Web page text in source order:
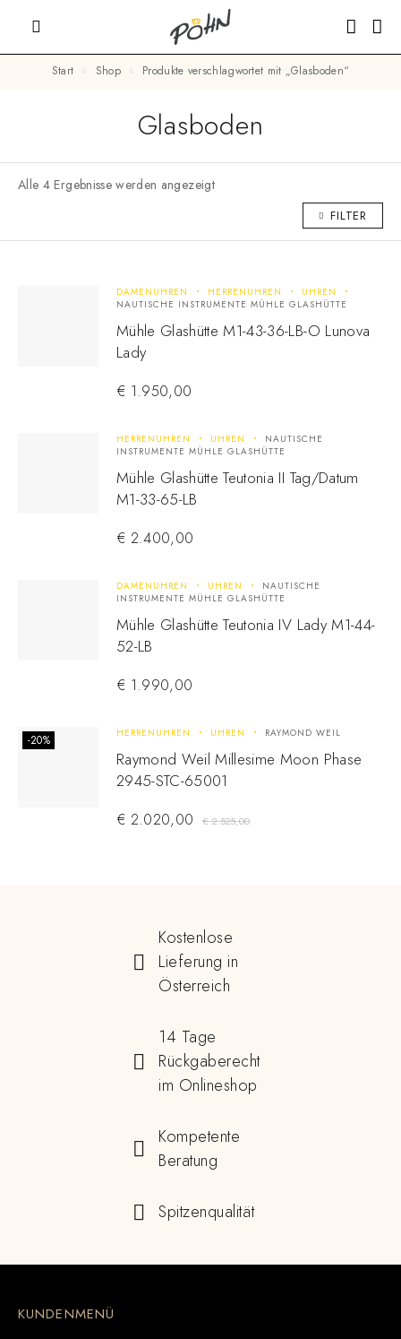
Start Shop Produkte verschlagwortet mit „Glasboden“
Glasboden
Alle 4 Ergebnisse werden angezeigt
FILTER
DAMENUHREN HERRENUHREN
UHREN
NAUTISCHE INSTRUMENTE MÜHLE GLASHÜTTE
Mühle Glashütte M1-43-36-LB-O Lunova
Lady
€ 1.950,00
HERRENUHREN UHREN
NAUTISCHE
INSTRUMENTE MÜHLE GLASHÜTTE
Mühle Glashütte Teutonia II Tag/Datum
M1-33-65-LB
€ 2.400,00
DAMENUHREN UHREN
NAUTISCHE
INSTRUMENTE MÜHLE GLASHÜTTE
Mühle Glashütte Teutonia IV Lady M1-44-
52-LB
€ 1.990,00
-20% HERRENUHREN UHREN RAYMOND WEIL
Raymond Weil Millesime Moon Phase
2945-STC-65001
€2.525,00
€ 2.020,00
Kostenlose
Lieferung in
Österreich
14 Tage
Rückgaberecht
im Onlineshop
Kompetente
Beratung
Spitzenqualität
KUNDENMENÜ